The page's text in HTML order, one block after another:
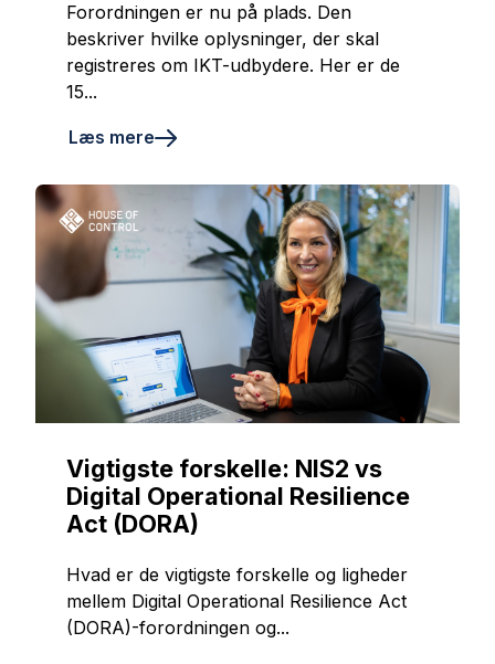
Forordningen er nu på plads. Den
beskriver hvilke oplysninger, der skal
registreres om IKT-udbydere. Her er de
15...
Læs mere
Vigtigste forskelle: NIS2 vs
Digital Operational Resilience
Act (DORA)
Hvad er de vigtigste forskelle og ligheder
mellem Digital Operational Resilience Act
(DORA)-forordningen og...